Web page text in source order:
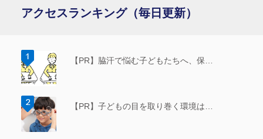
アクセスランキング（毎日更新）
【PR】脇汗で悩む子どもたちへ、保…
【PR】子どもの目を取り巻く環境は…